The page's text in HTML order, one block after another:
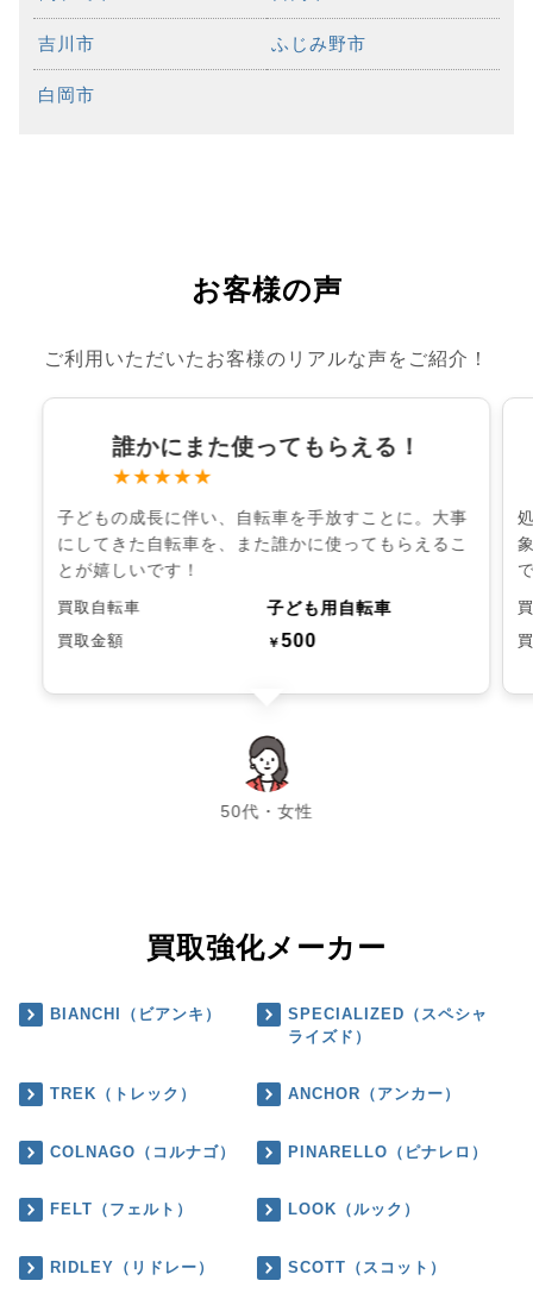
吉川市 ふじみ野市
白岡市
お客様の声
ご利用いただいたお客様のリアルな声をご紹介！
誰かにまた使ってもらえる！
★★★★★
子どもの成長に伴い、自転車を手放すことに。大事
にしてきた自転車を、また誰かに使ってもらえるこ
とが嬉しいです！
買取自転車 子ども用自転車
買取金額 ￥500
50代・女性
chevron_left chevron_right
買取強化メーカー
BIANCHI（ビアンキ）
SPECIALIZED（スペシャ
ライズド）
TREK（トレック） ANCHOR（アンカー）
COLNAGO（コルナゴ） PINARELLO（ピナレロ）
FELT（フェルト） LOOK（ルック）
RIDLEY（リドレー） SCOTT（スコット）